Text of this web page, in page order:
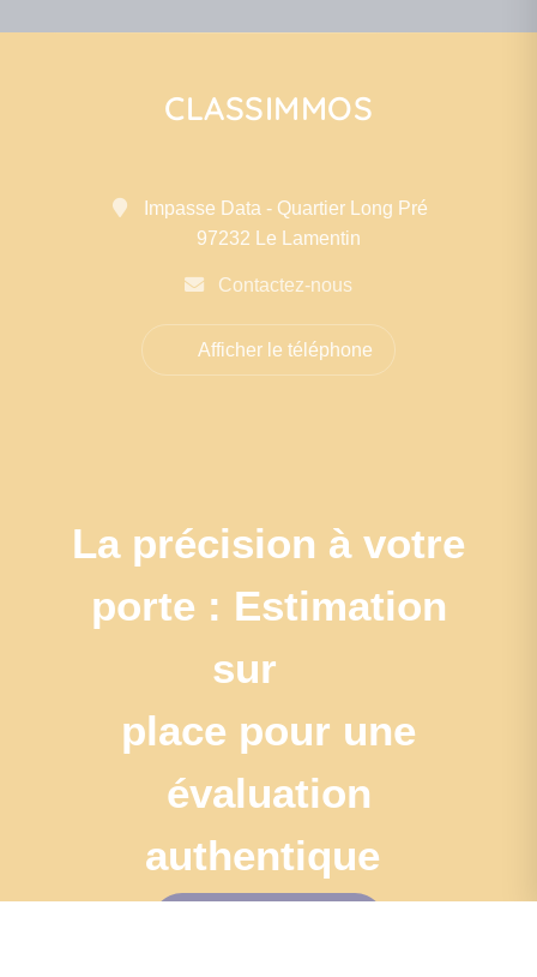
CLASSIMMOS
Impasse Data - Quartier Long Pré
97232 Le Lamentin
Contactez-nous
Afficher le téléphone
La précision à votre
porte : Estimation
sur
place pour une
évaluation
authentique